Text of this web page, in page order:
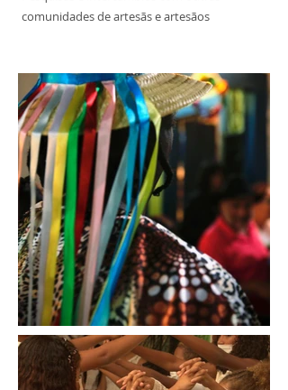
comunidades de artesãs e artesãos